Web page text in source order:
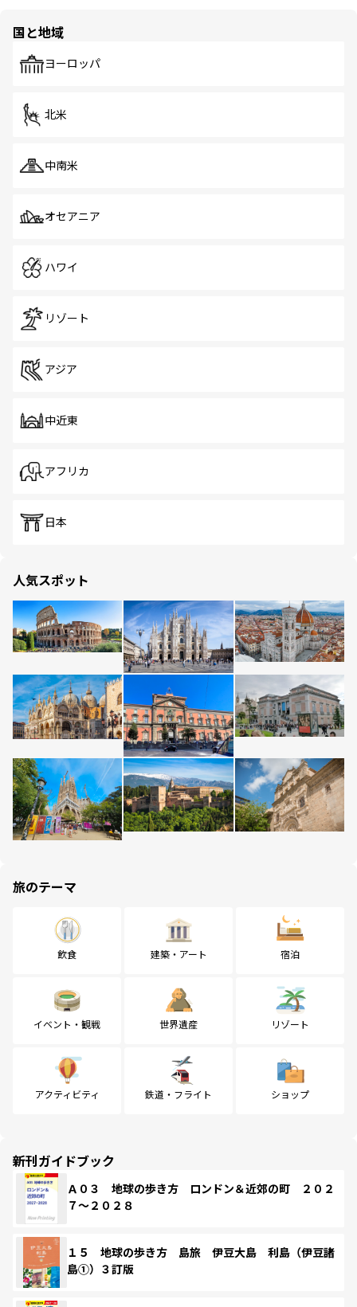
国と地域
ヨーロッパ
北米
中南米
オセアニア
ハワイ
リゾート
アジア
中近東
アフリカ
日本
人気スポット
旅のテーマ
飲食 建築・アート 宿泊
イベント・観戦 世界遺産 リゾート
アクティビティ 鉄道・フライト ショップ
新刊ガイドブック
Ａ０３ 地球の歩き方 ロンドン＆近郊の町 ２０２
７～２０２８
１５ 地球の歩き方 島旅 伊豆大島 利島（伊豆諸
島①）３訂版